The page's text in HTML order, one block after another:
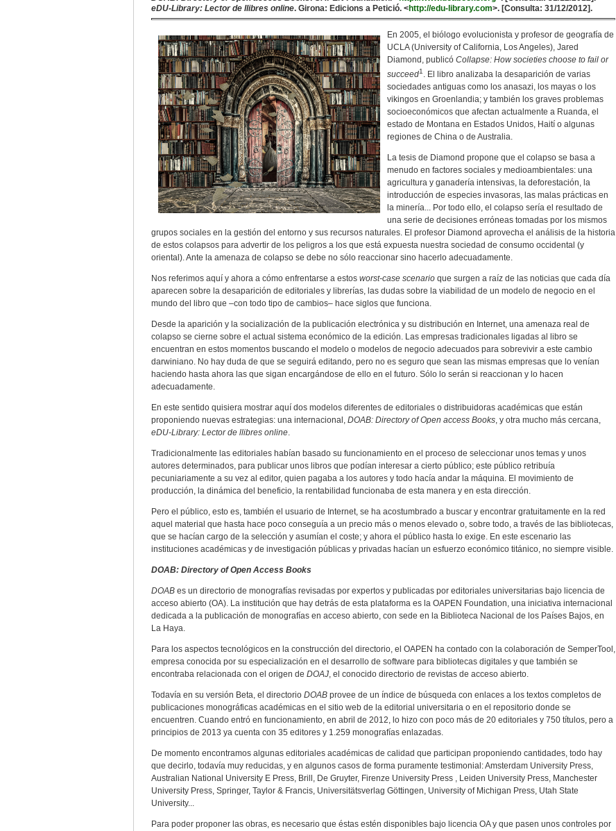
eDU-Library: Lector de llibres online. Girona: Edicions a Petició. <http://edu-library.com>. [Consulta: 31/12/2012].
En 2005, el biólogo evolucionista y profesor de geografía de
UCLA (University of California, Los Angeles), Jared
Diamond, publicó Collapse: How societies choose to fail or
succeed1 . El libro analizaba la desaparición de varias
sociedades antiguas como los anasazi, los mayas o los
vikingos en Groenlandia; y también los graves problemas
socioeconómicos que afectan actualmente a Ruanda, el
estado de Montana en Estados Unidos, Haití o algunas
regiones de China o de Australia.
La tesis de Diamond propone que el colapso se basa a
menudo en factores sociales y medioambientales: una
agricultura y ganadería intensivas, la deforestación, la
introducción de especies invasoras, las malas prácticas en
la minería... Por todo ello, el colapso sería el resultado de
una serie de decisiones erróneas tomadas por los mismos
grupos sociales en la gestión del entorno y sus recursos naturales. El profesor Diamond aprovecha el análisis de la historia
de estos colapsos para advertir de los peligros a los que está expuesta nuestra sociedad de consumo occidental (y
oriental). Ante la amenaza de colapso se debe no sólo reaccionar sino hacerlo adecuadamente.
Nos referimos aquí y ahora a cómo enfrentarse a estos worst-case scenario que surgen a raíz de las noticias que cada día
aparecen sobre la desaparición de editoriales y librerías, las dudas sobre la viabilidad de un modelo de negocio en el
mundo del libro que –con todo tipo de cambios– hace siglos que funciona.
Desde la aparición y la socialización de la publicación electrónica y su distribución en Internet, una amenaza real de
colapso se cierne sobre el actual sistema económico de la edición. Las empresas tradicionales ligadas al libro se
encuentran en estos momentos buscando el modelo o modelos de negocio adecuados para sobrevivir a este cambio
darwiniano. No hay duda de que se seguirá editando, pero no es seguro que sean las mismas empresas que lo venían
haciendo hasta ahora las que sigan encargándose de ello en el futuro. Sólo lo serán si reaccionan y lo hacen
adecuadamente.
En este sentido quisiera mostrar aquí dos modelos diferentes de editoriales o distribuidoras académicas que están
proponiendo nuevas estrategias: una internacional, DOAB: Directory of Open access Books, y otra mucho más cercana,
eDU-Library: Lector de llibres online.
Tradicionalmente las editoriales habían basado su funcionamiento en el proceso de seleccionar unos temas y unos
autores determinados, para publicar unos libros que podían interesar a cierto público; este público retribuía
pecuniariamente a su vez al editor, quien pagaba a los autores y todo hacía andar la máquina. El movimiento de
producción, la dinámica del beneficio, la rentabilidad funcionaba de esta manera y en esta dirección.
Pero el público, esto es, también el usuario de Internet, se ha acostumbrado a buscar y encontrar gratuitamente en la red
aquel material que hasta hace poco conseguía a un precio más o menos elevado o, sobre todo, a través de las bibliotecas,
que se hacían cargo de la selección y asumían el coste; y ahora el público hasta lo exige. En este escenario las
instituciones académicas y de investigación públicas y privadas hacían un esfuerzo económico titánico, no siempre visible.
DOAB: Directory of Open Access Books
DOAB es un directorio de monografías revisadas por expertos y publicadas por editoriales universitarias bajo licencia de
acceso abierto (OA). La institución que hay detrás de esta plataforma es la OAPEN Foundation, una iniciativa internacional
dedicada a la publicación de monografías en acceso abierto, con sede en la Biblioteca Nacional de los Países Bajos, en
La Haya.
Para los aspectos tecnológicos en la construcción del directorio, el OAPEN ha contado con la colaboración de SemperTool,
empresa conocida por su especialización en el desarrollo de software para bibliotecas digitales y que también se
encontraba relacionada con el origen de DOAJ, el conocido directorio de revistas de acceso abierto.
Todavía en su versión Beta, el directorio DOAB provee de un índice de búsqueda con enlaces a los textos completos de
publicaciones monográficas académicas en el sitio web de la editorial universitaria o en el repositorio donde se
encuentren. Cuando entró en funcionamiento, en abril de 2012, lo hizo con poco más de 20 editoriales y 750 títulos, pero a
principios de 2013 ya cuenta con 35 editores y 1.259 monografías enlazadas.
De momento encontramos algunas editoriales académicas de calidad que participan proponiendo cantidades, todo hay
que decirlo, todavía muy reducidas, y en algunos casos de forma puramente testimonial: Amsterdam University Press,
Australian National University E Press, Brill, De Gruyter, Firenze University Press , Leiden University Press, Manchester
University Press, Springer, Taylor & Francis, Universitätsverlag Göttingen, University of Michigan Press, Utah State
University...
Para poder proponer las obras, es necesario que éstas estén disponibles bajo licencia OA y que pasen unos controles por